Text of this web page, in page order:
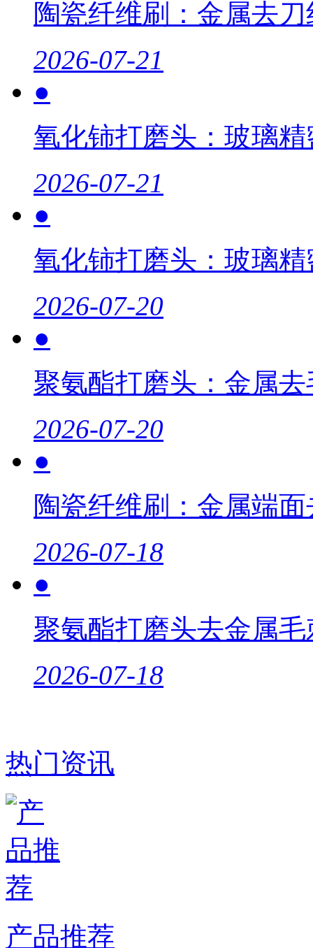
陶瓷纤维刷：金属去
2026-07-21
●
氧化铈打磨头：玻璃
2026-07-21
●
氧化铈打磨头：玻璃
2026-07-20
●
聚氨酯打磨头：金属
2026-07-20
●
陶瓷纤维刷：金属端
2026-07-18
●
聚氨酯打磨头去金属
2026-07-18
热门资讯
产品推荐